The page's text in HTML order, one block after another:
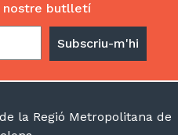
nostre butlletí
la Regió Metropolitana de